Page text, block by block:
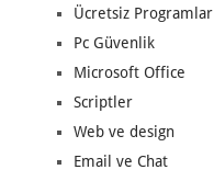
Ücretsiz Programlar
Pc Güvenlik
Microsoft Office
Scriptler
Web ve design
Email ve Chat